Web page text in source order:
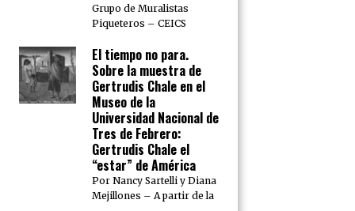
Grupo de Muralistas
Piqueteros – CEICS
El tiempo no para.
Sobre la muestra de
Gertrudis Chale en el
Museo de la
Universidad Nacional de
Tres de Febrero:
Gertrudis Chale el
“estar” de América
Por Nancy Sartelli y Diana
Mejillones – A partir de la